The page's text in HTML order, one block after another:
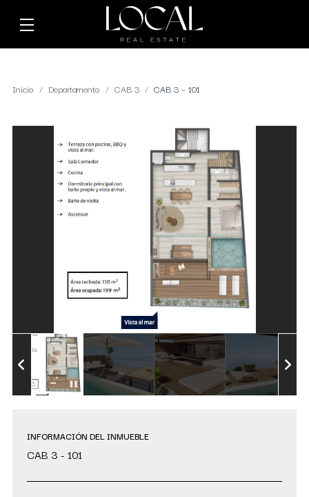
Inicio Departamento CAB 3 CAB 3 – 101
INFORMACIÓN DEL INMUEBLE
CAB 3 - 101